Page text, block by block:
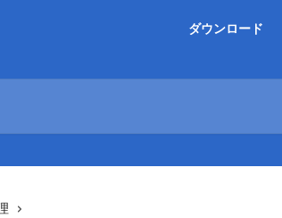
ダウンロード